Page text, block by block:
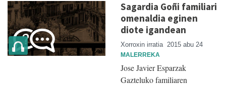
Sagardia Goñi familiari
omenaldia eginen
diote igandean
Xorroxin irratia 2015 abu 24
MALERREKA
Jose Javier Esparzak
Gazteluko familiaren